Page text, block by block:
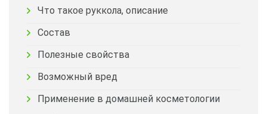
Что такое руккола, описание
Состав
Полезные свойства
Возможный вред
Применение в домашней косметологии